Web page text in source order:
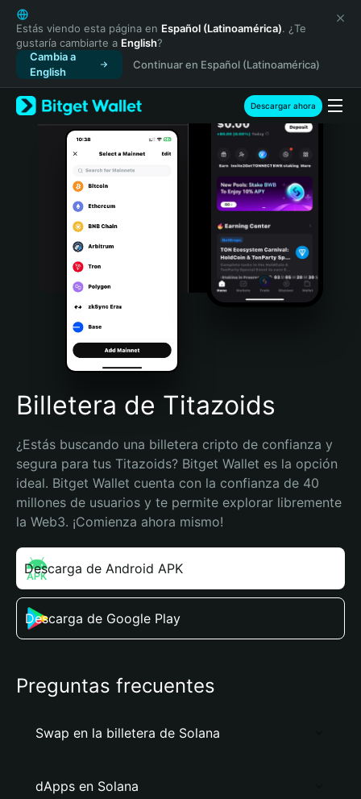
English
日本語
Tiếng Việt
Русский
Español (Latinoamérica)
Türkçe
Italiano
Português (Portugal)
Bahasa Indonesia
Português (Brasil)
Español (Argentina)
Estás viendo esta página en Español (Latinoamérica). ¿Te
gustaría cambiarte a English?
Cambia a
English
Continuar en Español (Latinoamérica)
Descargar ahora
Billetera de Titazoids
¿Estás buscando una billetera cripto de confianza y
segura para tus Titazoids? Bitget Wallet es la opción
ideal. Bitget Wallet cuenta con la confianza de 40
millones de usuarios y te permite explorar libremente
la Web3. ¡Comienza ahora mismo!
Descarga de Android APK
Descarga de Google Play
Preguntas frecuentes
Swap en la billetera de Solana
dApps en Solana